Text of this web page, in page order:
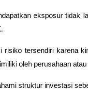
eksposur tidak
risiko tersendiri karena
oleh perusahaan
struktur investasi